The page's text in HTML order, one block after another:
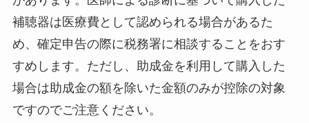
補聴器は医療費として認められる場合があるた
め、確定申告の際に税務署に相談することをおす
すめします。ただし、助成金を利用して購入した
場合は助成金の額を除いた金額のみが控除の対象
ですのでご注意ください。